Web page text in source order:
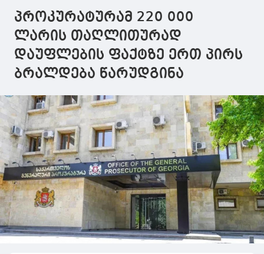
9 წელი და 9 თვე
შეიძლება უკვე
დაკავებულის ის
პირი, რომელზეც
იყო საუბარი
ბოლო დღეების
განმავლობაში
პროკურატურამ 220 000
ლარის თაღლითურად
დაუფლების ფაქტზე ერთ პირს
ბრალდება წარუდგინა